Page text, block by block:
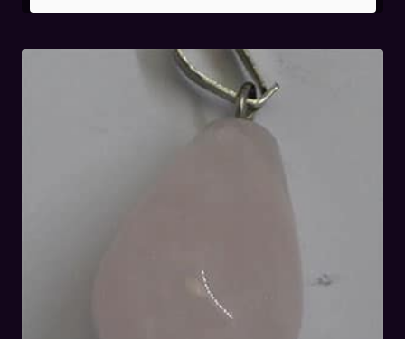
initial actuel
24,00€.